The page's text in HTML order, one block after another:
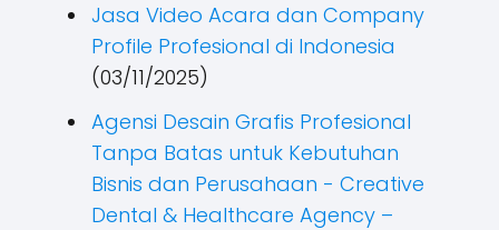
Jasa Video Acara dan Company
Profile Profesional di Indonesia
(03/11/2025)
Agensi Desain Grafis Profesional
Tanpa Batas untuk Kebutuhan
Bisnis dan Perusahaan - Creative
Dental & Healthcare Agency –